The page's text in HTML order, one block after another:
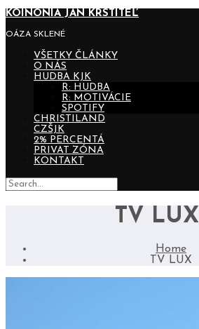
KOINONIA JÁN KRSTITEĽ
OÁZA SKLENÉ
VŠETKY ČLÁNKY
O NÁS
HUDBA KJK
R: HUDBA
R: MOTIVÁCIE
SPOTIFY
CHRISTILAND
CZŠJK
2% PERCENTÁ
PRIVAT ZÓNA
KONTAKT
TV LUX
Home
TV LUX